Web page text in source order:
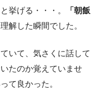
挙げる・・・。
「朝飯
解した瞬間でした。
いて、気さくに話して
たのか覚えていませ
て良かった。